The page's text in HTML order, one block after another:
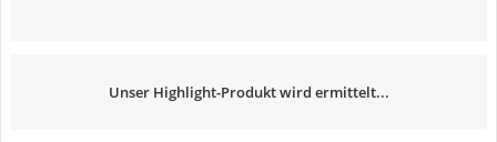
Unser Highlight-Produkt wird ermittelt...